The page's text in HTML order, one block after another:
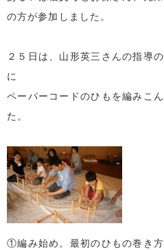
の方が参加しました。
２５日は、山形英三さんの指導
に
ペーパーコードのひもを編みこ
た。
①編み始め。最初のひもの巻き